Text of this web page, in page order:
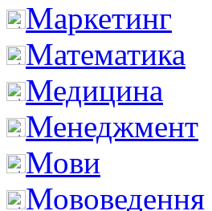
Маркетинг
Математика
Медицина
Менеджмент
Мови
Мововедення